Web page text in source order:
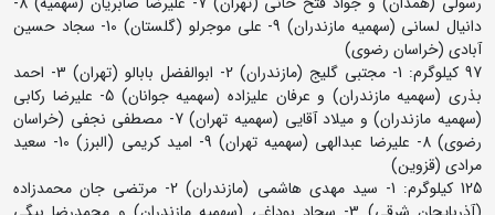
دانیال لسانی (سهمیه مازندران) 9- علی موجرلو (گلستان) 10- سجاد حسین
آبادی (خراسان رضوی)
97 کیلوگرم: 1- مجتبی گلیج (مازندران) 2- ابوالفضل بابالو (تهران) 3- احمد
بذری (سهمیه مازندران) و عرفان علیزاده (سهمیه جوانان) 5- علیرضا رکابی
(سهمیه مازندران) و میلاد آقایی (سهمیه تهران) 7- مصطفی نجفی (خراسان
رضوی) 8- علیرضا عبدالهی (سهمیه تهران) 9- امید کریمی (البرز) 10- سعید
مرادی (قزوین)
125 کیلوگرم: 1- سید مهدی هاشمی (مازندران) 2- مرتضی جان محمدزاده